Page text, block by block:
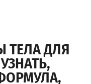
ТЕЛА ДЛЯ